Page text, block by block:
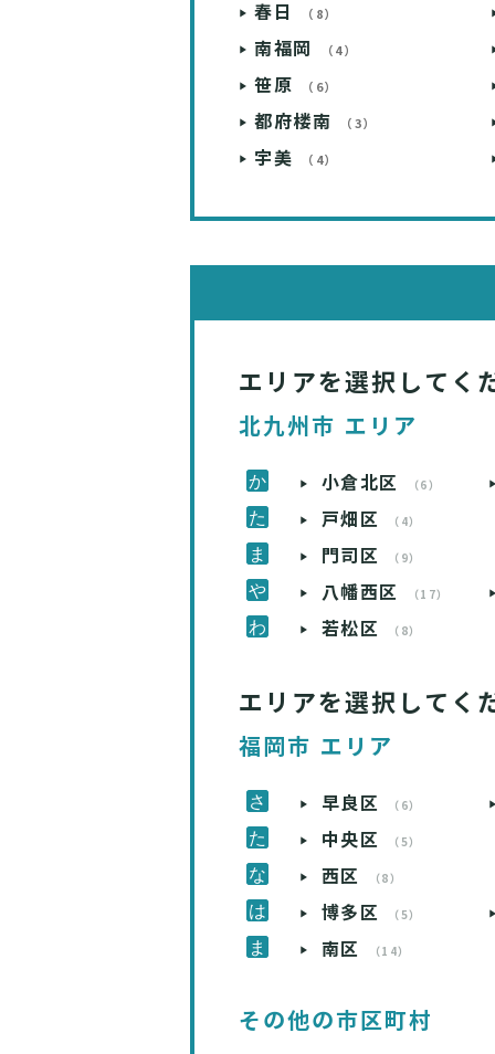
春日 （8）
南福岡 （4）
笹原 （6）
都府楼南 （3）
宇美 （4）
エリアを選択してく
北九州市 エリア
小倉北区 （6）
戸畑区 （4）
門司区 （9）
八幡西区 （17）
若松区 （8）
エリアを選択してく
福岡市 エリア
早良区 （6）
中央区 （5）
西区 （8）
博多区 （5）
南区 （14）
その他の市区町村